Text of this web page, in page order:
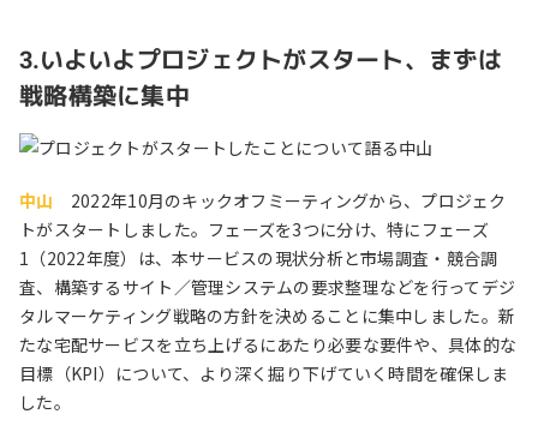
3.いよいよプロジェクトがスタート、まずは
戦略構築に集中
中山 2022年10月のキックオフミーティングから、プロジェク
トがスタートしました。フェーズを3つに分け、特にフェーズ
1（2022年度）は、本サービスの現状分析と市場調査・競合調
査、構築するサイト／管理システムの要求整理などを行ってデジ
タルマーケティング戦略の方針を決めることに集中しました。新
たな宅配サービスを立ち上げるにあたり必要な要件や、具体的な
目標（KPI）について、より深く掘り下げていく時間を確保しま
した。